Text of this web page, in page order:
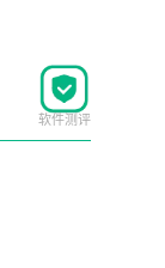
软件测评